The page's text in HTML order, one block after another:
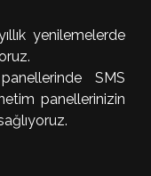
yenilemelerde
SMS
panellerinizin